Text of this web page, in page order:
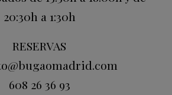
20:30h a 1:30h
RESERVAS
608 26 36 93